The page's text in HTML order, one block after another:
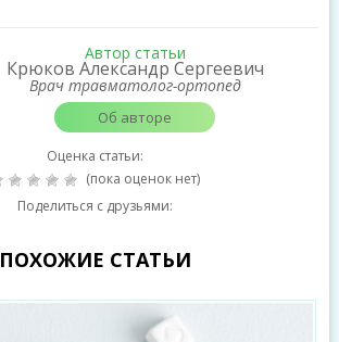
Автор статьи
Крюков Александр Сергеевич
Врач травматолог-ортопед
Об авторе
Оценка статьи:
(пока оценок нет)
Поделиться с друзьями:
ПОХОЖИЕ СТАТЬИ